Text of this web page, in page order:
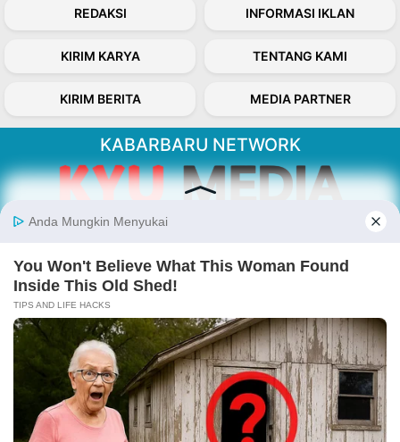
REDAKSI INFORMASI IKLAN
KIRIM KARYA TENTANG KAMI
KIRIM BERITA MEDIA PARTNER
KABARBARU NETWORK
Kabarbaru.co menyajikan berita aktual dan
serta terverifikasi dari sumber yang tepat.
Follow Kabarbaru